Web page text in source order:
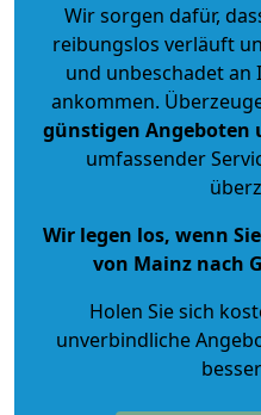
Wir sorgen dafür,
reibungslos verläuft
und unbeschadet
ankommen.
günstigen Angeboten
umfassender
Wir legen los, wenn
von Mainz nach
Holen Sie sich
unverbindliche